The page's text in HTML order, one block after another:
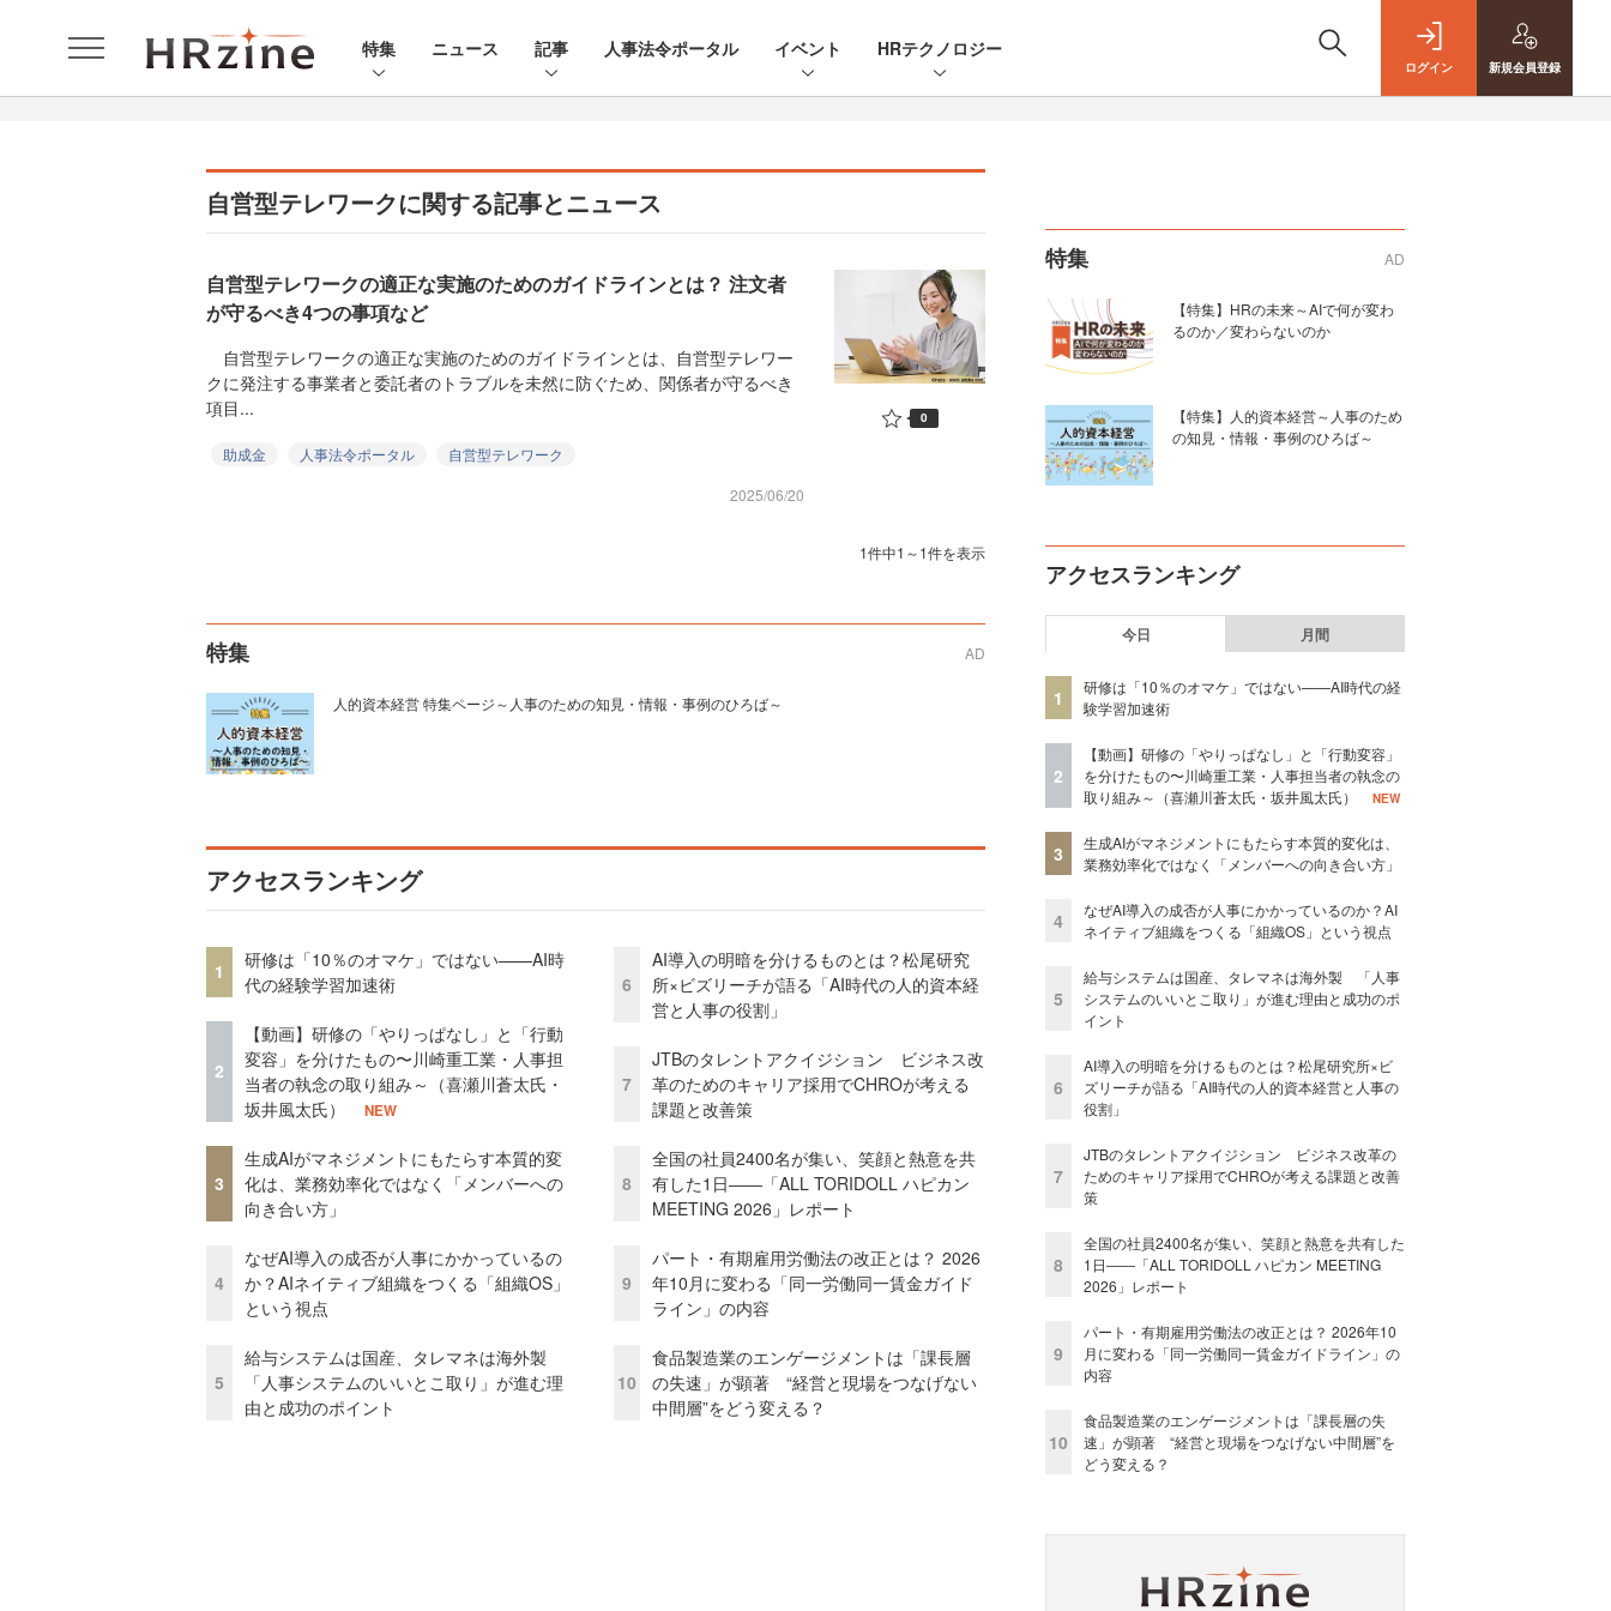
特集 ニュース 記事 人事法令ポータル イベント HRテクノロジー
ログイン 新規会員登録
自営型テレワークに関する記事とニュース
自営型テレワークの適正な実施のためのガイドラインとは？ 注文者
が守るべき4つの事項など
自営型テレワークの適正な実施のためのガイドラインとは、自営型テレワー
クに発注する事業者と委託者のトラブルを未然に防ぐため、関係者が守るべき
項目...
助成金 人事法令ポータル
自営型テレワーク
2025/06/20
0
1件中1～1件を表示
特集 AD
人的資本経営 特集ページ～人事のための知見・情報・事例のひろば～
アクセスランキング
1
研修は「10％のオマケ」ではない——AI時
代の経験学習加速術
2
【動画】研修の「やりっぱなし」と「行動
変容」を分けたもの〜川崎重工業・人事担
当者の執念の取り組み～（喜瀬川蒼太氏・
坂井風太氏）
NEW
3
生成AIがマネジメントにもたらす本質的変
化は、業務効率化ではなく「メンバーへの
向き合い方」
4
なぜAI導入の成否が人事にかかっているの
か？AIネイティブ組織をつくる「組織OS」
という視点
5
給与システムは国産、タレマネは海外製
「人事システムのいいとこ取り」が進む理
由と成功のポイント
6
AI導入の明暗を分けるものとは？松尾研究
所×ビズリーチが語る「AI時代の人的資本経
営と人事の役割」
7
JTBのタレントアクイジション ビジネス改
革のためのキャリア採用でCHROが考える
課題と改善策
8
全国の社員2400名が集い、笑顔と熱意を共
有した1日――「ALL TORIDOLL ハピカン
MEETING 2026」レポート
9
パート・有期雇用労働法の改正とは？ 2026
年10月に変わる「同一労働同一賃金ガイド
ライン」の内容
10
食品製造業のエンゲージメントは「課長層
の失速」が顕著 “経営と現場をつなげない
中間層”をどう変える？
特集 AD
【特集】HRの未来～AIで何が変わ
るのか／変わらないのか
【特集】人的資本経営～人事のため
の知見・情報・事例のひろば～
アクセスランキング
今日 月間
1
研修は「10％のオマケ」ではない——AI時代の経
験学習加速術
2
【動画】研修の「やりっぱなし」と「行動変容」
を分けたもの〜川崎重工業・人事担当者の執念の
取り組み～（喜瀬川蒼太氏・坂井風太氏）
NEW
3
生成AIがマネジメントにもたらす本質的変化は、
業務効率化ではなく「メンバーへの向き合い方」
4
なぜAI導入の成否が人事にかかっているのか？AI
ネイティブ組織をつくる「組織OS」という視点
5
給与システムは国産、タレマネは海外製 「人事
システムのいいとこ取り」が進む理由と成功のポ
イント
6
AI導入の明暗を分けるものとは？松尾研究所×ビ
ズリーチが語る「AI時代の人的資本経営と人事の
役割」
7
JTBのタレントアクイジション ビジネス改革の
ためのキャリア採用でCHROが考える課題と改善
策
8
全国の社員2400名が集い、笑顔と熱意を共有した
1日――「ALL TORIDOLL ハピカン MEETING
2026」レポート
9
パート・有期雇用労働法の改正とは？ 2026年10
月に変わる「同一労働同一賃金ガイドライン」の
内容
10
食品製造業のエンゲージメントは「課長層の失
速」が顕著 “経営と現場をつなげない中間層”を
どう変える？